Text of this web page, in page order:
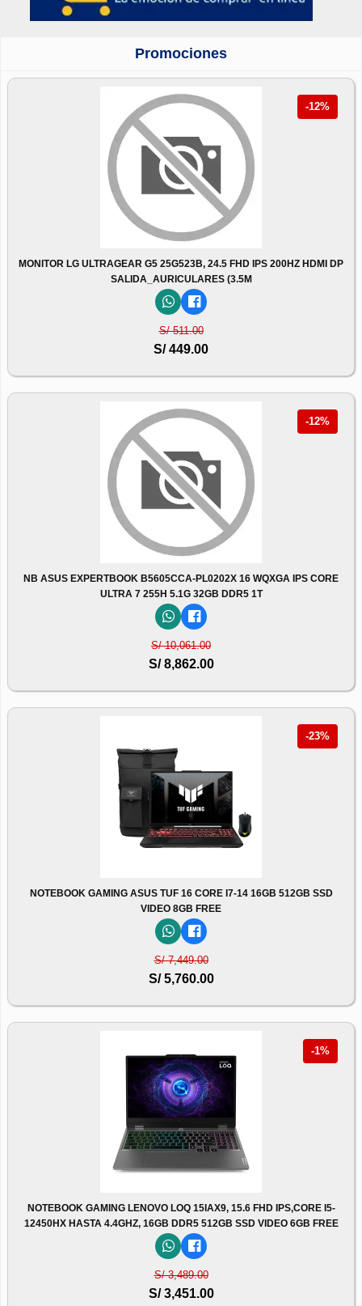
Promociones
-12%
MONITOR LG ULTRAGEAR G5 25G523B, 24.5 FHD IPS 200HZ HDMI DP
SALIDA_AURICULARES (3.5M
S/ 511.00
S/ 449.00
-12%
NB ASUS EXPERTBOOK B5605CCA-PL0202X 16 WQXGA IPS CORE
ULTRA 7 255H 5.1G 32GB DDR5 1T
S/ 10,061.00
S/ 8,862.00
-23%
NOTEBOOK GAMING ASUS TUF 16 CORE I7-14 16GB 512GB SSD
VIDEO 8GB FREE
S/ 7,449.00
S/ 5,760.00
-1%
NOTEBOOK GAMING LENOVO LOQ 15IAX9, 15.6 FHD IPS,CORE I5-
12450HX HASTA 4.4GHZ, 16GB DDR5 512GB SSD VIDEO 6GB FREE
S/ 3,489.00
S/ 3,451.00